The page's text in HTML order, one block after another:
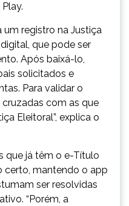
um registro na Justiça
que pode ser
Após baixá-lo,
solicitados e
Para validar o
com as que
Eleitoral”, explica o
que já têm o e-Título
certo, mantendo o app
ser resolvidas
“Porém, a